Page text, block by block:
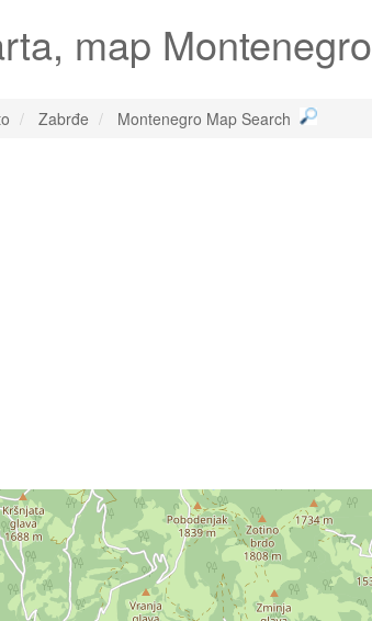
map Montenegro
Zabrđe Montenegro Map Search